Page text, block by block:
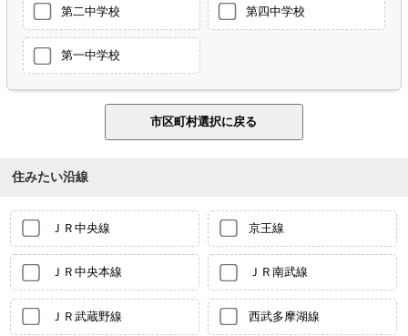
第二中学校 第四中学校
第一中学校
住みたい沿線
ＪＲ中央線 京王線
ＪＲ中央本線 ＪＲ南武線
ＪＲ武蔵野線 西武多摩湖線